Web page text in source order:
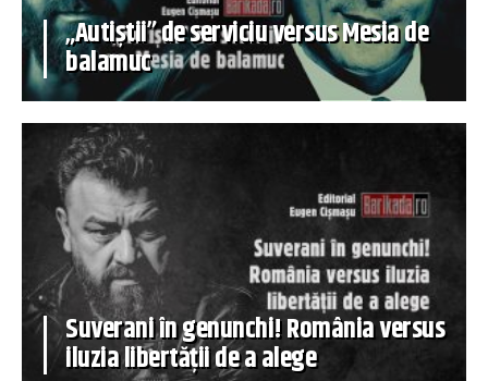
„Autiștii” de serviciu versus Mesia de
balamuc
Suverani în genunchi! România versus
iluzia libertății de a alege